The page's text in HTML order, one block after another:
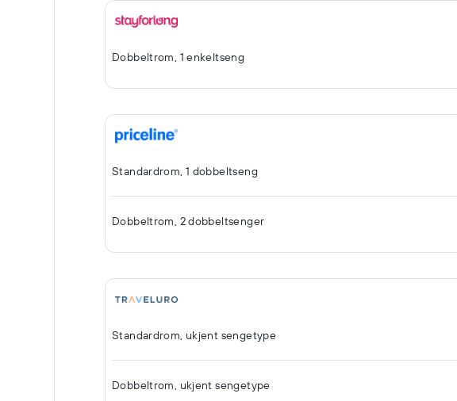
Dobbeltrom, 1 enkeltseng
Standardrom, 1 dobbeltseng
Dobbeltrom, 2 dobbeltsenger
Standardrom, ukjent sengetype
Dobbeltrom, ukjent sengetype